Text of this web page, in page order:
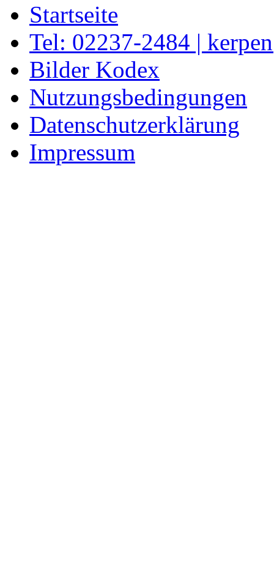
Startseite
Tel: 02237-2484 |
Bilder Kodex
Nutzungsbedingungen
Datenschutzerklärung
Impressum